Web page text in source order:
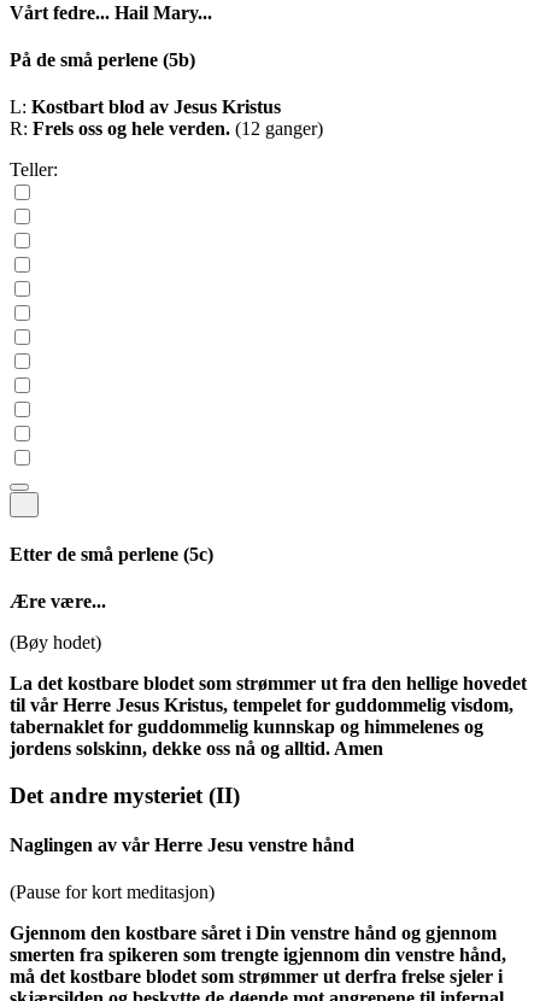
Vårt fedre... Hail Mary...
På de små perlene (5b)
L: Kostbart blod av Jesus Kristus
R: Frels oss og hele verden. (12 ganger)
Teller:
Etter de små perlene (5c)
Ære være...
(Bøy hodet)
La det kostbare blodet som strømmer ut fra den hellige hovedet
til vår Herre Jesus Kristus, tempelet for guddommelig visdom,
tabernaklet for guddommelig kunnskap og himmelenes og
jordens solskinn, dekke oss nå og alltid. Amen
Det andre mysteriet (II)
Naglingen av vår Herre Jesu venstre hånd
(Pause for kort meditasjon)
Gjennom den kostbare såret i Din venstre hånd og gjennom
smerten fra spikeren som trengte igjennom din venstre hånd,
må det kostbare blodet som strømmer ut derfra frelse sjeler i